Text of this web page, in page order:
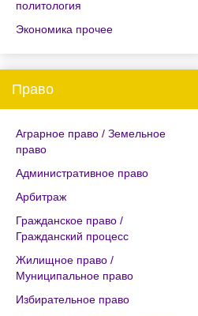
политология
Экономика прочее
Право
Аграрное право / Земельное
право
Административное право
Арбитраж
Гражданское право /
Гражданский процесс
Жилищное право /
Муниципальное право
Избирательное право